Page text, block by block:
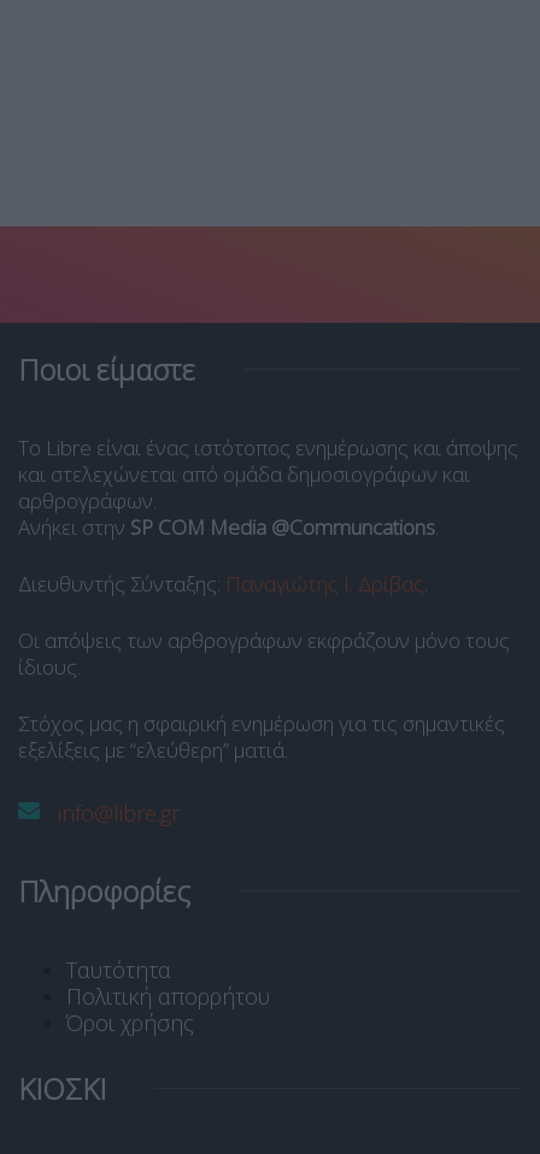
Ποιοι είμαστε
Το Libre είναι ένας ιστότοπος ενημέρωσης και άποψης
και στελεχώνεται από ομάδα δημοσιογράφων και
αρθρογράφων.
Ανήκει στην SP COM Media @Communcations.
Διευθυντής Σύνταξης: Παναγιώτης Ι. Δρίβας.
Οι απόψεις των αρθρογράφων εκφράζουν μόνο τους
ίδιους.
Στόχος μας η σφαιρική ενημέρωση για τις σημαντικές
εξελίξεις με “ελεύθερη” ματιά.
info@libre.gr
Πληροφορίες
Ταυτότητα
Πολιτική απορρήτου
Όροι χρήσης
ΚΙΟΣΚΙ